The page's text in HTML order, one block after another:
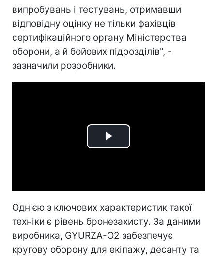
випробувань і тестувань, отримавши
відповідну оцінку не тільки фахівців
сертифікаційного органу Міністерства
оборони, а й бойових підрозділів", -
зазначили розробники.
Play
Однією з ключових характеристик такої
техніки є рівень бронезахисту. За даними
виробника, GYURZA-O2 забезпечує
кругову оборону для екіпажу, десанту та